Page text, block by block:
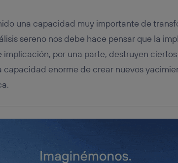
una capacidad muy importante de
sereno nos debe hace pensar que la
por una parte, destruyen
enorme de crear nuevos